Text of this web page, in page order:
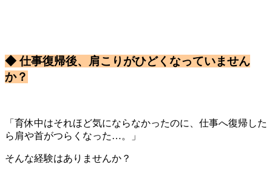
◆ 仕事復帰後、肩こりがひどくなっていません
か？
「育休中はそれほど気にならなかったのに、仕事へ復帰した
ら肩や首がつらくなった…。」
そんな経験はありませんか？